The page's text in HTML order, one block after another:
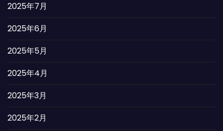
2025年7月
2025年6月
2025年5月
2025年4月
2025年3月
2025年2月